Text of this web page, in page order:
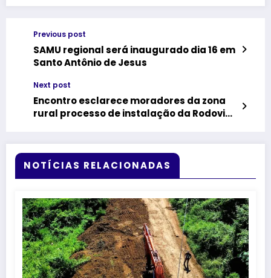
Previous post
SAMU regional será inaugurado dia 16 em
Santo Antônio de Jesus
Next post
Encontro esclarece moradores da zona
rural processo de instalação da Rodovia
NOTÍCIAS RELACIONADAS